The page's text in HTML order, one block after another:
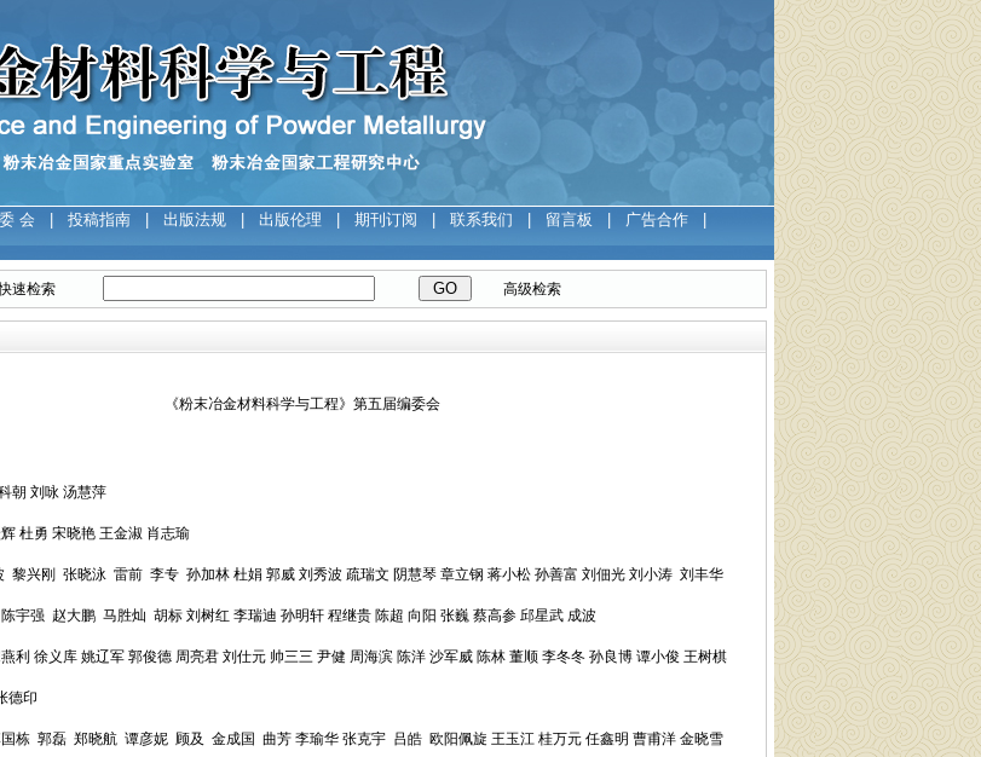
会 投稿指南 出版法规 出版伦理 期刊订阅 联系我们 留言板 广告合作
速检索 高级检索
《粉末冶金材料科学与工程》第五届编委会
朝 刘咏 汤慧萍
杜勇 宋晓艳 王金淑 肖志瑜
黎兴刚 张晓泳 雷前 李专 孙加林 杜娟 郭威 刘秀波 疏瑞文 阴慧琴 章立钢 蒋小松 孙善富 刘佃光 刘小涛 刘丰华
宇强 赵大鹏 马胜灿 胡标 刘树红 李瑞迪 孙明轩 程继贵 陈超 向阳 张巍 蔡高参 邱星武 成波
利 徐义库 姚辽军郭俊德 周亮君 刘仕元 帅三三 尹健 周海滨 陈洋 沙军威 陈林 董顺 李冬冬 孙良博 谭小俊 王树棋
德印
栋 郭磊 郑晓航 谭彦妮 顾及 金成国 曲芳 李瑜华 张克宇 吕皓 欧阳佩旋 王玉江 桂万元 任鑫明 曹甫洋 金晓雪